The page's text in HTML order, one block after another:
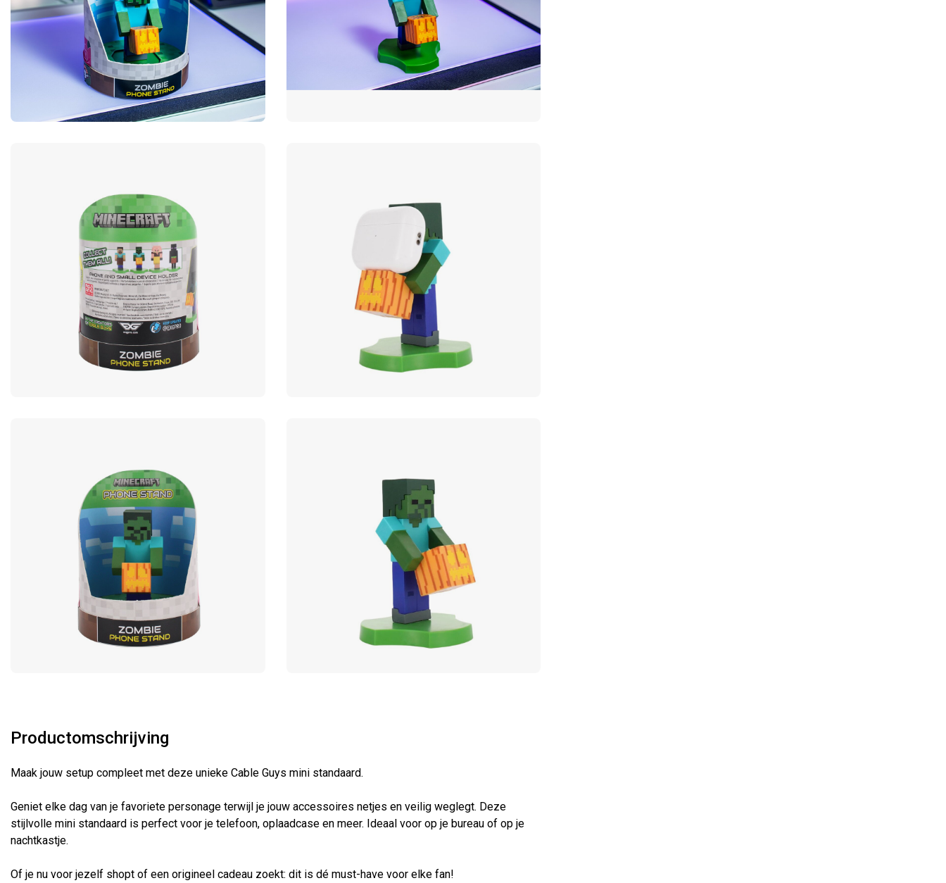
Productomschrijving
Maak jouw setup compleet met deze unieke Cable Guys mini standaard.
Geniet elke dag van je favoriete personage terwijl je jouw accessoires netjes en veilig weglegt. Deze
stijlvolle mini standaard is perfect voor je telefoon, oplaadcase en meer. Ideaal voor op je bureau of op je
nachtkastje.
Of je nu voor jezelf shopt of een origineel cadeau zoekt: dit is dé must-have voor elke fan!